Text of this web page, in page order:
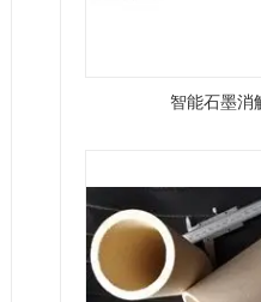
智能石墨消